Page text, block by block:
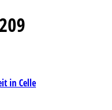
in Celle